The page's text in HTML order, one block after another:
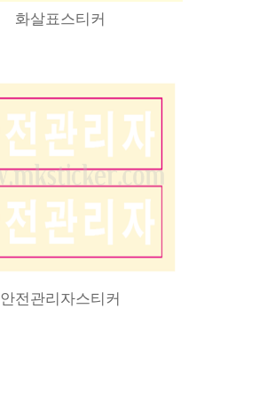
화살표스티커
안전관리자스티커